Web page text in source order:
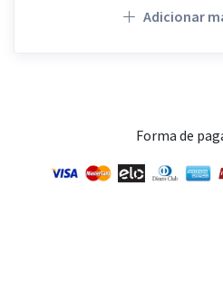
Adicionar
Forma de